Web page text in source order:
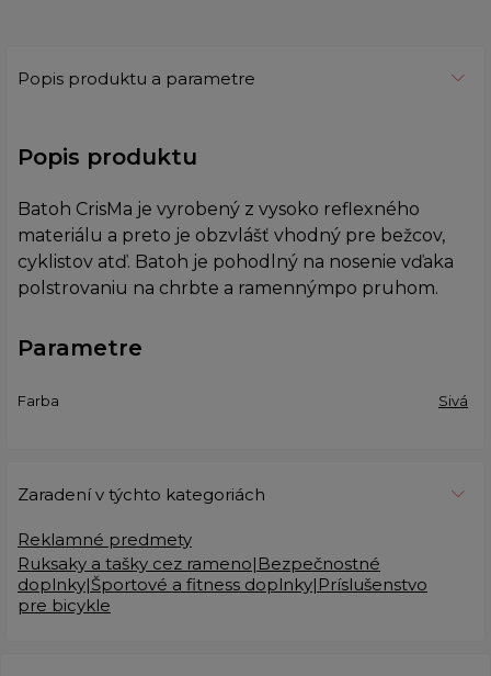
Popis produktu a parametre
Popis produktu
Batoh CrisMa je vyrobený z vysoko reflexného
materiálu a preto je obzvlášť vhodný pre bežcov,
cyklistov atď. Batoh je pohodlný na nosenie vďaka
polstrovaniu na chrbte a ramennýmpo pruhom.
Parametre
Farba Sivá
Zaradení v týchto kategoriách
Reklamné predmety
Ruksaky a tašky cez rameno|Bezpečnostné
doplnky|Športové a fitness doplnky|Príslušenstvo
pre bicykle